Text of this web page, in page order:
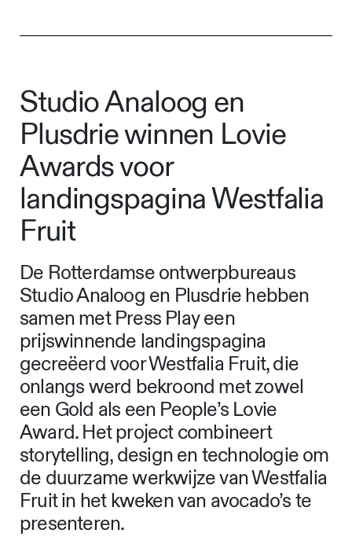
Studio Analoog en
Plusdrie winnen Lovie
Awards voor
landingspagina Westfalia
Fruit
De Rotterdamse ontwerpbureaus
Studio Analoog en Plusdrie hebben
samen met Press Play een
prijswinnende landingspagina
gecreëerd voor Westfalia Fruit, die
onlangs werd bekroond met zowel
een Gold als een People’s Lovie
Award. Het project combineert
storytelling, design en technologie om
de duurzame werkwijze van Westfalia
Fruit in het kweken van avocado’s te
presenteren.